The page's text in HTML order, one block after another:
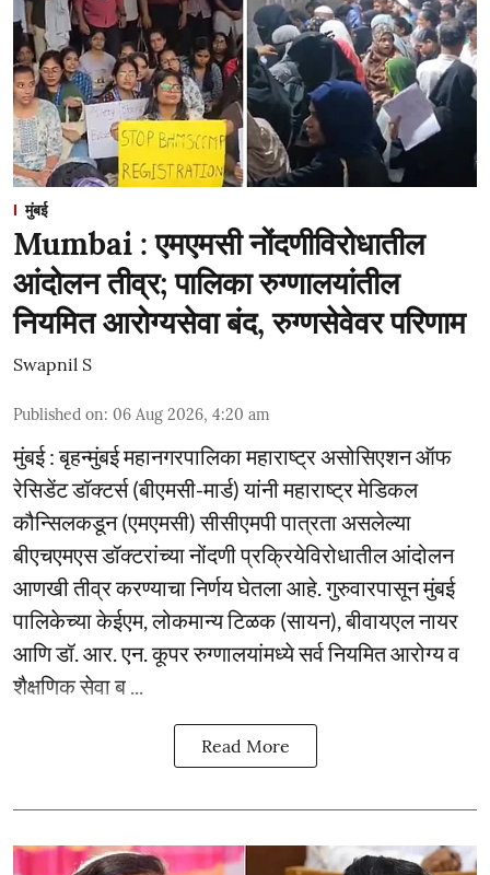
मुंबई
Mumbai : एमएमसी नोंदणीविरोधातील
आंदोलन तीव्र; पालिका रुग्णालयांतील
नियमित आरोग्यसेवा बंद, रुग्णसेवेवर परिणाम
Swapnil S
Published on: 06 Aug 2026, 4:20 am
मुंबई : बृहन्मुंबई महानगरपालिका महाराष्ट्र असोसिएशन ऑफ
रेसिडेंट डॉक्टर्स (बीएमसी-मार्ड) यांनी महाराष्ट्र मेडिकल
कौन्सिलकडून (एमएमसी) सीसीएमपी पात्रता असलेल्या
बीएचएमएस डॉक्टरांच्या नोंदणी प्रक्रियेविरोधातील आंदोलन
आणखी तीव्र करण्याचा निर्णय घेतला आहे. गुरुवारपासून मुंबई
पालिकेच्या केईएम, लोकमान्य टिळक (सायन), बीवायएल नायर
आणि डॉ. आर. एन. कूपर रुग्णालयांमध्ये सर्व नियमित आरोग्य व
शैक्षणिक सेवा ब ...
Read More